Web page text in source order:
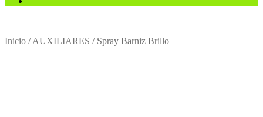
Inicio /AUXILIARES / Spray Barniz Brillo